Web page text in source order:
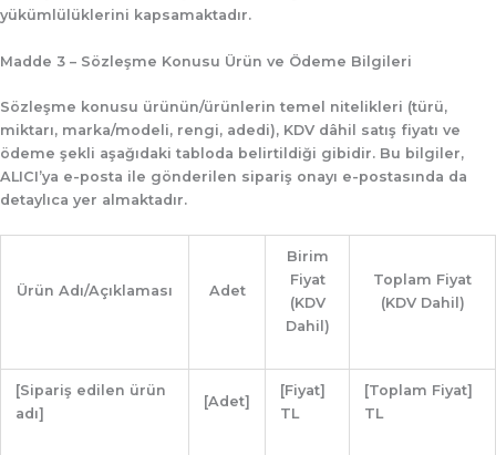
yükümlülüklerini kapsamaktadır.
Madde 3 – Sözleşme Konusu Ürün ve Ödeme Bilgileri
Sözleşme konusu ürünün/ürünlerin temel nitelikleri (türü,
miktarı, marka/modeli, rengi, adedi), KDV dâhil satış fiyatı ve
ödeme şekli aşağıdaki tabloda belirtildiği gibidir. Bu bilgiler,
ALICI’ya e-posta ile gönderilen sipariş onayı e-postasında da
detaylıca yer almaktadır.
Ürün Adı/Açıklaması Adet
Birim
Fiyat
(KDV
Dahil)
Toplam Fiyat
(KDV Dahil)
[Sipariş edilen ürün
adı]
[Adet]
[Fiyat]
TL
[Toplam Fiyat]
TL